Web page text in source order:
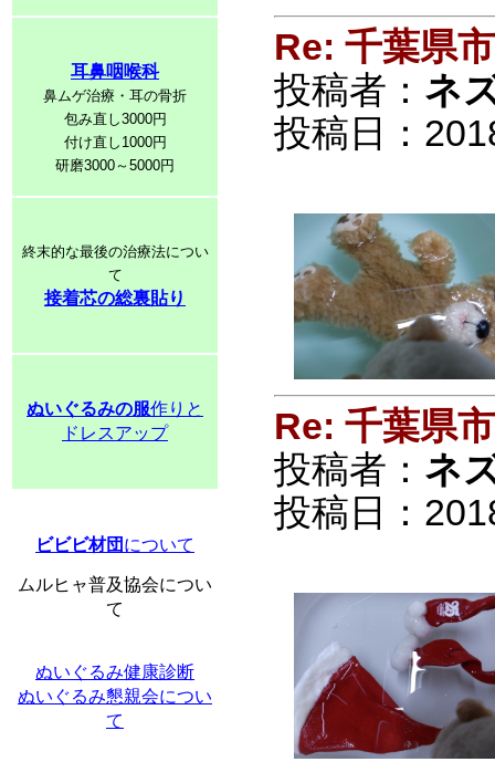
耳鼻咽喉科
鼻ムゲ治療・耳の骨折
包み直し3000円
付け直し1000円
研磨3000～5000円
終末的な最後の治療法につい
て
接着芯の総裏貼り
ぬいぐるみの服作りと
ドレスアップ
ビビビ材団 について
ムルヒャ普及協会につい
て
ぬいぐるみ健康診断
ぬいぐるみ懇親会につい
て
Re: 千葉県
投稿者： ネ
投稿日：
Re: 千葉県
投稿者： ネ
投稿日：